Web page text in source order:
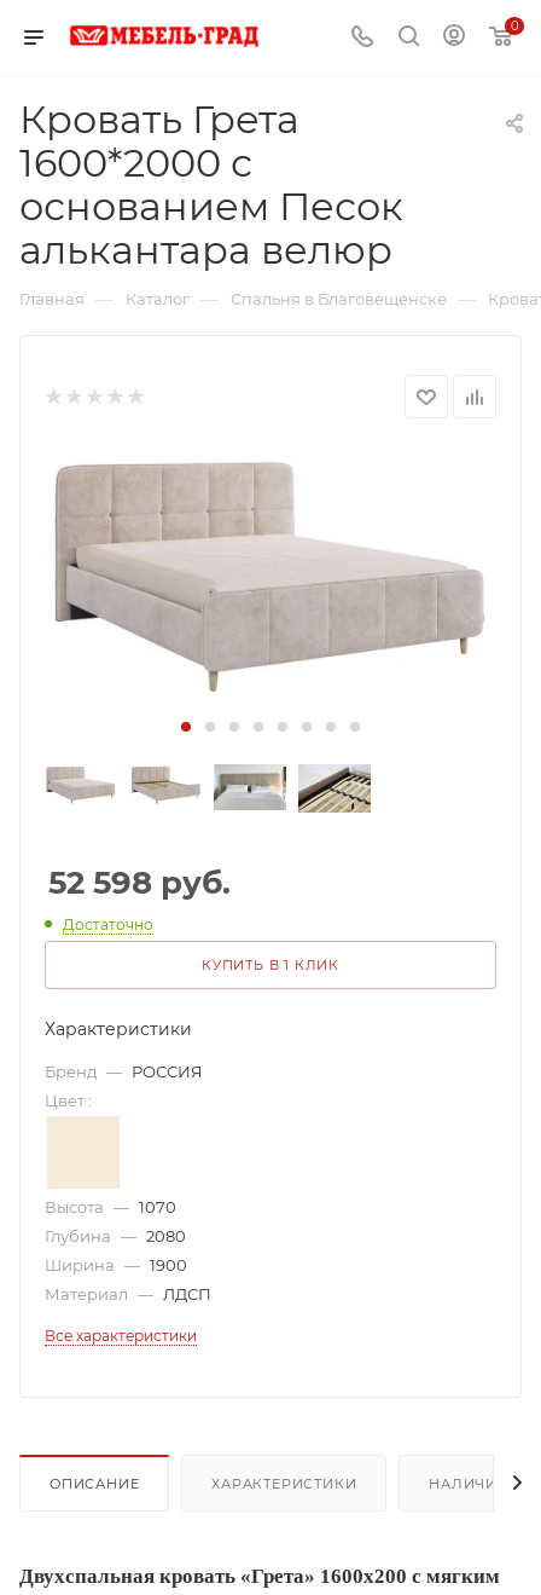
0
Кровать Грета
1600*2000 с
основанием Песок
алькантара велюр
Главная — Каталог — Спальня в Благовещенске —
52 598 руб.
Достаточно
КУПИТЬ В 1 КЛИК
Характеристики
Бренд — РОССИЯ
Цвет :
Высота — 1070
Глубина — 2080
Ширина — 1900
Материал — ЛДСП
Все характеристики
ОПИСАНИЕ ХАРАКТЕРИСТИКИ НАЛИЧИЕ
Двухспальная кровать «Грета» 1600х200 с мягким